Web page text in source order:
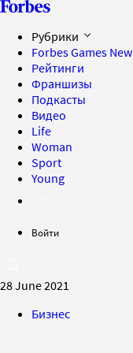
Рубрики
Forbes Games New
Рейтинги
Франшизы
Подкасты
Видео
Life
Woman
Sport
Young
Войти
28 June 2021
Бизнес